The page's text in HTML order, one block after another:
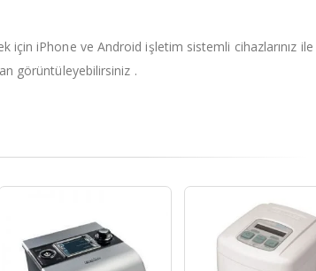
için iPhone ve Android işletim sistemli cihazlarınız
görüntüleyebilirsiniz .